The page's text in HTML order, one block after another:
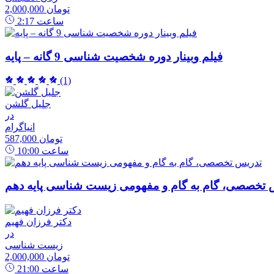
2,000,000 تومان
2:17 ساعت
فیلم وبینار دوره شخصیت شناسی 9 گانه – پایه
(1)
جلیل گلشن
در
انیاگرام
587,000 تومان
10:00 ساعت
تخصصی، گام به گام و مفهومی زیست شناسی پایه دهم
دکتر فرزان فهیم
در
زیست شناسی
2,000,000 تومان
21:00 ساعت